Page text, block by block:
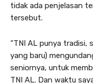
tidak ada penjelasan
tersebut.
“TNI AL punya tradisi,
yang baru)
seniornya, untuk
TNI AL. Dan waktu